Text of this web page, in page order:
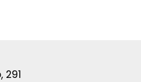
291